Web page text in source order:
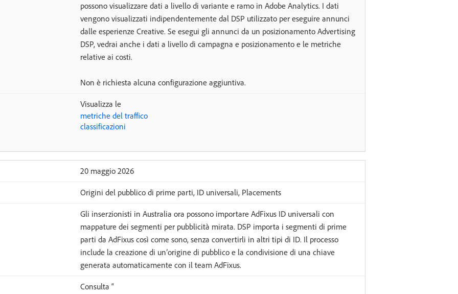
possono visualizzare dati a livello di variante e ramo in Adobe Analytics. I dati
vengono visualizzati indipendentemente dal DSP utilizzato per eseguire annunci
dalle esperienze Creative. Se esegui gli annunci da un posizionamento Advertising
DSP, vedrai anche i dati a livello di campagna e posizionamento e le metriche
relative ai costi.
Non è richiesta alcuna configurazione aggiuntiva.
Visualizza le
metriche del traffico
classificazioni
20 maggio 2026
Origini del pubblico di prime parti, ID universali, Placements
Gli inserzionisti in Australia ora possono importare AdFixus ID universali con
mappature dei segmenti per pubblicità mirata. DSP importa i segmenti di prime
parti da AdFixus così come sono, senza convertirli in altri tipi di ID. Il processo
include la creazione di un’origine di pubblico e la condivisione di una chiave
generata automaticamente con il team AdFixus.
Consulta “